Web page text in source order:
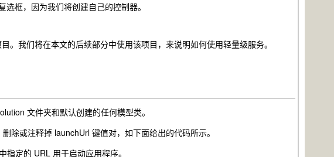
框，因为我们将创建自己的控制器。
我们将在本文的后续部分中使用该项目，来说明如何使用轻量级服务。
文件夹和默认创建的任何模型类。
除或注释掉 launchUrl 键值对，如下面给出的代码所示。
定的 URL 用于启动应用程序。